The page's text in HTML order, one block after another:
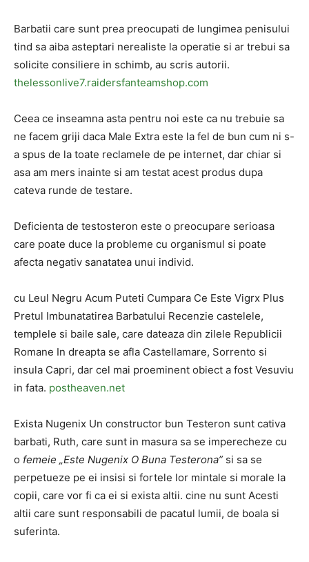
Barbatii care sunt prea preocupati de lungimea penisului
tind sa aiba asteptari nerealiste la operatie si ar trebui sa
solicite consiliere in schimb, au scris autorii.
thelessonlive7.raidersfanteamshop.com
Ceea ce inseamna asta pentru noi este ca nu trebuie sa
ne facem griji daca Male Extra este la fel de bun cum ni s-
a spus de la toate reclamele de pe internet, dar chiar si
asa am mers inainte si am testat acest produs dupa
cateva runde de testare.
Deficienta de testosteron este o preocupare serioasa
care poate duce la probleme cu organismul si poate
afecta negativ sanatatea unui individ.
cu Leul Negru Acum Puteti Cumpara Ce Este Vigrx Plus
Pretul Imbunatatirea Barbatului Recenzie castelele,
templele si baile sale, care dateaza din zilele Republicii
Romane In dreapta se afla Castellamare, Sorrento si
insula Capri, dar cel mai proeminent obiect a fost Vesuviu
in fata. postheaven.net
Exista Nugenix Un constructor bun Testeron sunt cativa
barbati, Ruth, care sunt in masura sa se imperecheze cu
o femeie „Este Nugenix O Buna Testerona” si sa se
perpetueze pe ei insisi si fortele lor mintale si morale la
copii, care vor fi ca ei si exista altii. cine nu sunt Acesti
altii care sunt responsabili de pacatul lumii, de boala si
suferinta.